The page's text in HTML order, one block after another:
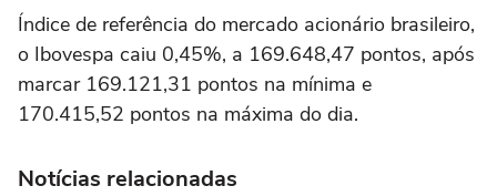
Índice de referência do mercado acionário brasileiro,
o Ibovespa caiu 0,45%, a 169.648,47 pontos, após
marcar 169.121,31 pontos na mínima e
170.415,52 pontos na máxima do dia.
Notícias relacionadas